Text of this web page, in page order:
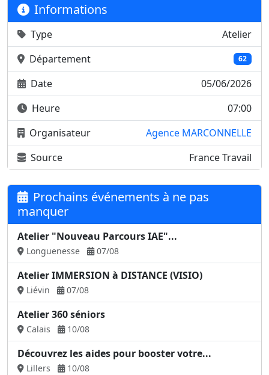
Informations
Type
Atelier
Département
62
Date
05/06/2026
Heure
07:00
Organisateur
Agence MARCONNELLE
Source
France Travail
Prochains événements à ne pas
manquer
Atelier "Nouveau Parcours IAE"...
Longuenesse 07/08
Atelier IMMERSION à DISTANCE (VISIO)
Liévin 07/08
Atelier 360 séniors
Calais 10/08
Découvrez les aides pour booster votre...
Lillers 10/08